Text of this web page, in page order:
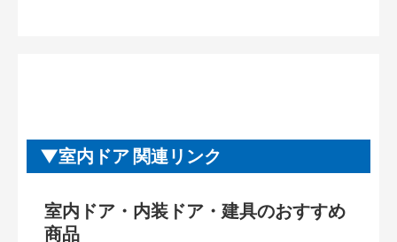
室内ドア 関連リンク
室内ドア・内装ドア・建具のおすすめ
商品